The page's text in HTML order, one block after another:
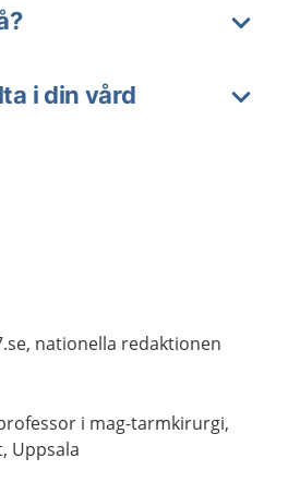
i din vård
nationella redaktionen
i mag-tarmkirurgi,
Uppsala